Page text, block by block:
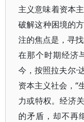
主义意味着资本
破解这种困境的
注的焦点是，寻找
在那个时期经济
今，按照拉夫尔·
资本主义社会，“
力或特权。经济
的矛盾，却不再